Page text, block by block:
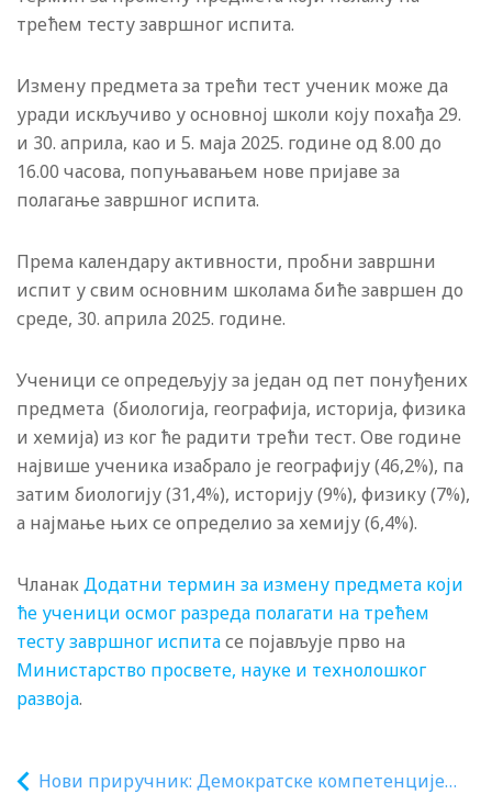
трећем тесту завршног испита.
Измену предмета за трећи тест ученик може да
уради искључиво у основној школи коју похађа 29.
и 30. априла, као и 5. маја 2025. године од 8.00 до
16.00 часова, попуњавањем нове пријаве за
полагање завршног испита.
Према календару активности, пробни завршни
испит у свим основним школама биће завршен до
среде, 30. априла 2025. године.
Ученици се опредељују за један од пет понуђених
предмета (биологија, географија, историја, физика
и хемија) из ког ће радити трећи тест. Ове године
највише ученика изабрало је географију (46,2%), па
затим биологију (31,4%), историју (9%), физику (7%),
а најмање њих се определио за хемију (6,4%).
ЧланакДодатни термин за измену предмета који
ће ученици осмог разреда полагати на трећем
тесту завршног испитасе појављује прво на
Министарство просвете, науке и технолошког
развоја.
Нови приручник: Демократске компетенције